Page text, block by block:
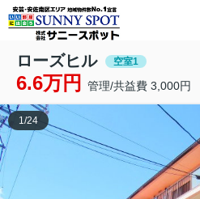
ローズヒル 空室1
6.6万円 管理/共益費 3,000円
1/24